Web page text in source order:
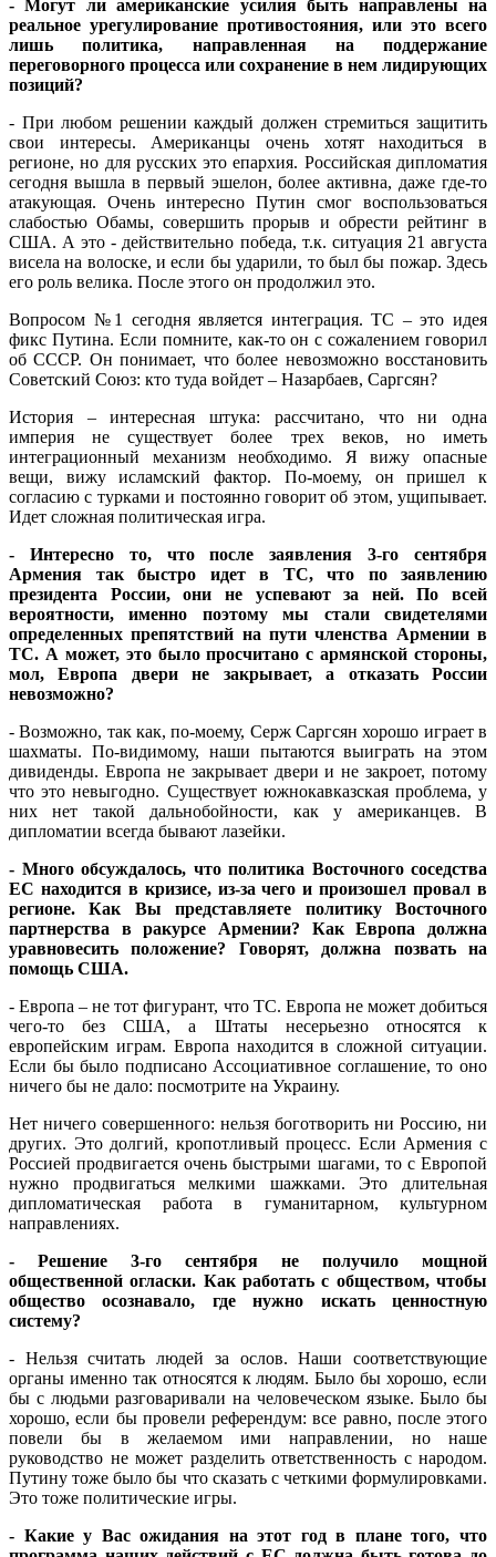
- Могут ли американские усилия быть направлены на
реальное урегулирование противостояния, или это всего
лишь политика, направленная на поддержание
переговорного процесса или сохранение в нем лидирующих
позиций?
- При любом решении каждый должен стремиться защитить
свои интересы. Американцы очень хотят находиться в
регионе, но для русских это епархия. Российская дипломатия
сегодня вышла в первый эшелон, более активна, даже где-то
атакующая. Очень интересно Путин смог воспользоваться
слабостью Обамы, совершить прорыв и обрести рейтинг в
США. А это - действительно победа, т.к. ситуация 21 августа
висела на волоске, и если бы ударили, то был бы пожар. Здесь
его роль велика. После этого он продолжил это.
Вопросом №1 сегодня является интеграция. ТС – это идея
фикс Путина. Если помните, как-то он с сожалением говорил
об СССР. Он понимает, что более невозможно восстановить
Советский Союз: кто туда войдет – Назарбаев, Саргсян?
История – интересная штука: рассчитано, что ни одна
империя не существует более трех веков, но иметь
интеграционный механизм необходимо. Я вижу опасные
вещи, вижу исламский фактор. По-моему, он пришел к
согласию с турками и постоянно говорит об этом, ущипывает.
Идет сложная политическая игра.
- Интересно то, что после заявления 3-го сентября
Армения так быстро идет в ТС, что по заявлению
президента России, они не успевают за ней. По всей
вероятности, именно поэтому мы стали свидетелями
определенных препятствий на пути членства Армении в
ТС. А может, это было просчитано с армянской стороны,
мол, Европа двери не закрывает, а отказать России
невозможно?
- Возможно, так как, по-моему, Серж Саргсян хорошо играет в
шахматы. По-видимому, наши пытаются выиграть на этом
дивиденды. Европа не закрывает двери и не закроет, потому
что это невыгодно. Существует южнокавказская проблема, у
них нет такой дальнобойности, как у американцев. В
дипломатии всегда бывают лазейки.
- Много обсуждалось, что политика Восточного соседства
ЕС находится в кризисе, из-за чего и произошел провал в
регионе. Как Вы представляете политику Восточного
партнерства в ракурсе Армении? Как Европа должна
уравновесить положение? Говорят, должна позвать на
помощь США.
- Европа – не тот фигурант, что ТС. Европа не может добиться
чего-то без США, а Штаты несерьезно относятся к
европейским играм. Европа находится в сложной ситуации.
Если бы было подписано Ассоциативное соглашение, то оно
ничего бы не дало: посмотрите на Украину.
Нет ничего совершенного: нельзя боготворить ни Россию, ни
других. Это долгий, кропотливый процесс. Если Армения с
Россией продвигается очень быстрыми шагами, то с Европой
нужно продвигаться мелкими шажками. Это длительная
дипломатическая работа в гуманитарном, культурном
направлениях.
- Решение 3-го сентября не получило мощной
общественной огласки. Как работать с обществом, чтобы
общество осознавало, где нужно искать ценностную
систему?
- Нельзя считать людей за ослов. Наши соответствующие
органы именно так относятся к людям. Было бы хорошо, если
бы с людьми разговаривали на человеческом языке. Было бы
хорошо, если бы провели референдум: все равно, после этого
повели бы в желаемом ими направлении, но наше
руководство не может разделить ответственность с народом.
Путину тоже было бы что сказать с четкими формулировками.
Это тоже политические игры.
- Какие у Вас ожидания на этот год в плане того, что